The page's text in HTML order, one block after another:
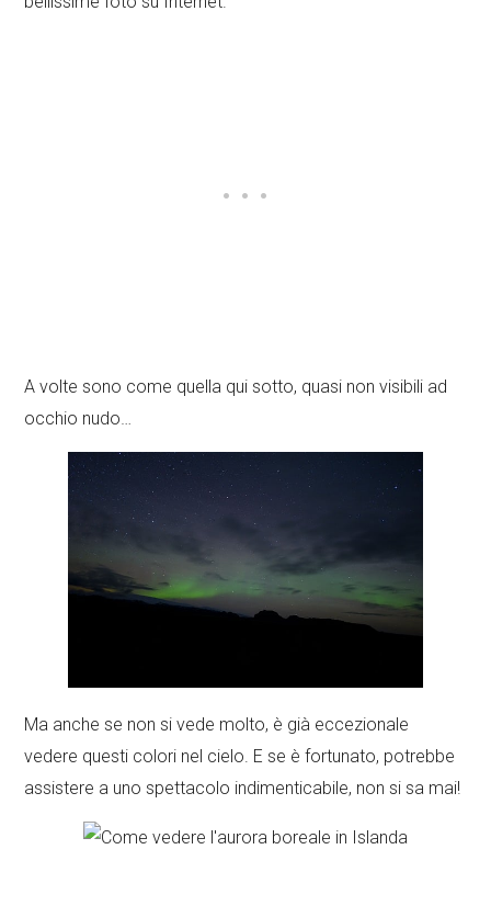
A volte sono come quella qui sotto, quasi non visibili ad
occhio nudo…
Ma anche se non si vede molto, è già eccezionale
vedere questi colori nel cielo. E se è fortunato, potrebbe
assistere a uno spettacolo indimenticabile, non si sa mai!